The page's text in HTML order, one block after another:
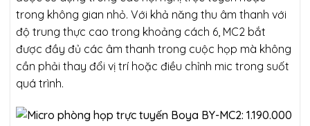
trong không gian nhỏ. Với khả năng thu âm thanh với
độ trung thực cao trong khoảng cách 6, MC2 bắt
được đầy đủ các âm thanh trong cuộc họp mà không
cần phải thay đổi vị trí hoặc điều chỉnh mic trong suốt
quá trình.